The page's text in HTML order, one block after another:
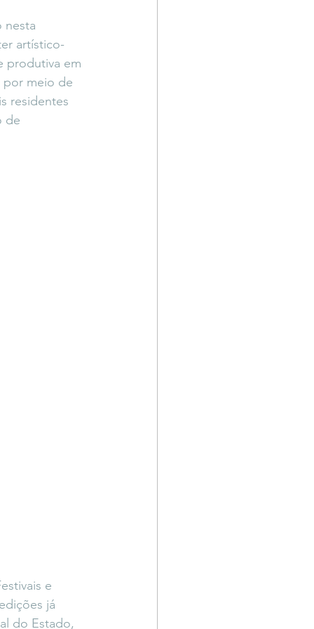
nesta
artístico-
produtiva em
por meio de
residentes
de
e
já
do Estado,